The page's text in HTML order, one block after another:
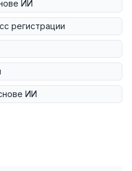
ИИ
регистрации
ИИ